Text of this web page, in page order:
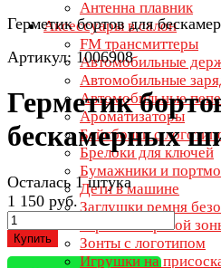
Антенна плавник
Аксессуары в салон
FM трансмиттеры
Автомобильные
Автомобильные
Автомобильные
Ароматизаторы
Бейсболки с
Брелоки для ключей
Бумажники и
Дети в машине
Заглушки ремня
Зеркала мертвой
Зонты с логотипом
Игрушки на
Герметик бортов для
Артикул: 1006908
Герметик
бескамерных
Осталась 1 штука
1 150 руб.
Купить